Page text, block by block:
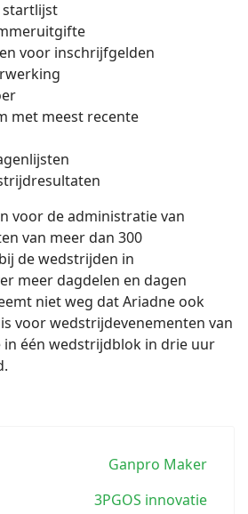
startlijst
voor inschrijfgelden
met meest recente
voor de administratie van
van meer dan 300
de wedstrijden in
meer dagdelen en dagen
niet weg dat Ariadne ook
voor wedstrijdevenementen van
in één wedstrijdblok in drie uur
Ganpro Maker
3PGOS innovatie